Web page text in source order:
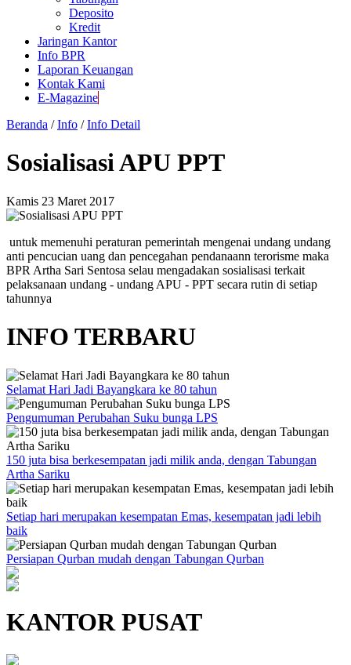
Deposito
Kredit
Jaringan Kantor
Info BPR
Laporan Keuangan
Kontak Kami
E-Magazine
Beranda /Info /Info Detail
Sosialisasi APU PPT
Kamis 23 Maret 2017
untuk memenuhi peraturan pemerintah mengenai undang undang
anti pencucian uang dan pencegahan pendanaann terorisme maka
BPR Artha Sari Sentosa selau mengadakan sosialisasi terkait
pelaksanaan undang - undang APU - PPT secara rutin di setiap
tahunnya
INFO TERBARU
Selamat Hari Jadi Bayangkara ke 80 tahun
Pengumuman Perubahan Suku bunga LPS
150 juta bisa berkesempatan jadi milik anda, dengan Tabungan
Artha Sariku
Setiap hari merupakan kesempatan Emas, kesempatan jadi lebih
baik
Persiapan Qurban mudah dengan Tabungan Qurban
KANTOR PUSAT